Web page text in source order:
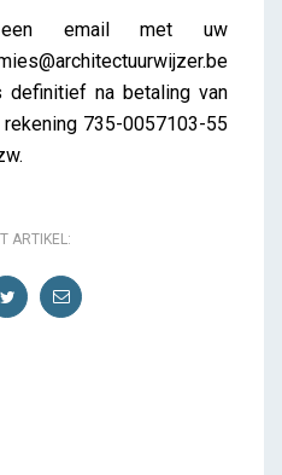
een email met uw
na betaling van
735-0057103-55
ARTIKEL: